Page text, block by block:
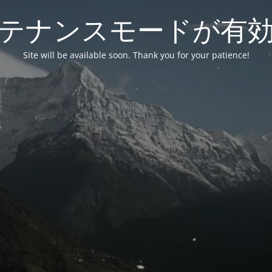
ナンスモードが有
Site will be available soon. Thank you for your patience!